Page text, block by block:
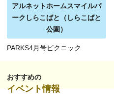
アルネットホームスマイルパ
ークしらこばと（しらこばと
公園）
PARKS4月号ピクニック
おすすめの
イベント情報